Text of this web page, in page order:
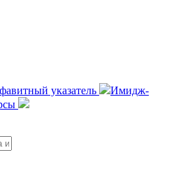
указатель
Имидж-